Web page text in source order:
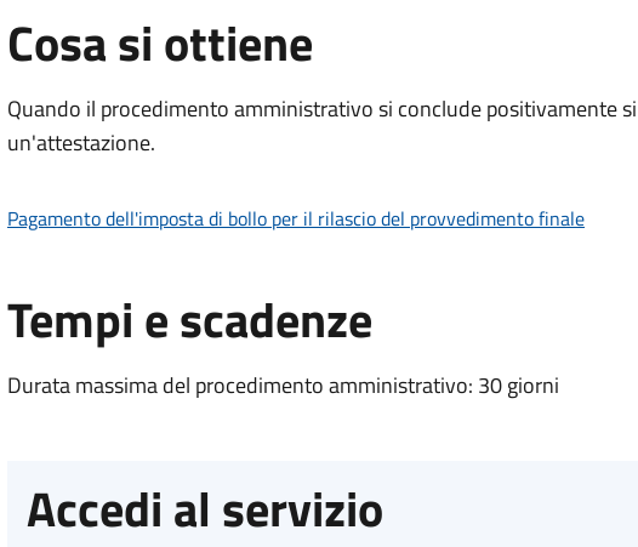
Cosa si ottiene
Quando il procedimento amministrativo si conclude positivamente
un'attestazione.
Pagamento dell'imposta di bollo per il rilascio del provvedimento finale
Tempi e scadenze
Durata massima del procedimento amministrativo: 30 giorni
Accedi al servizio